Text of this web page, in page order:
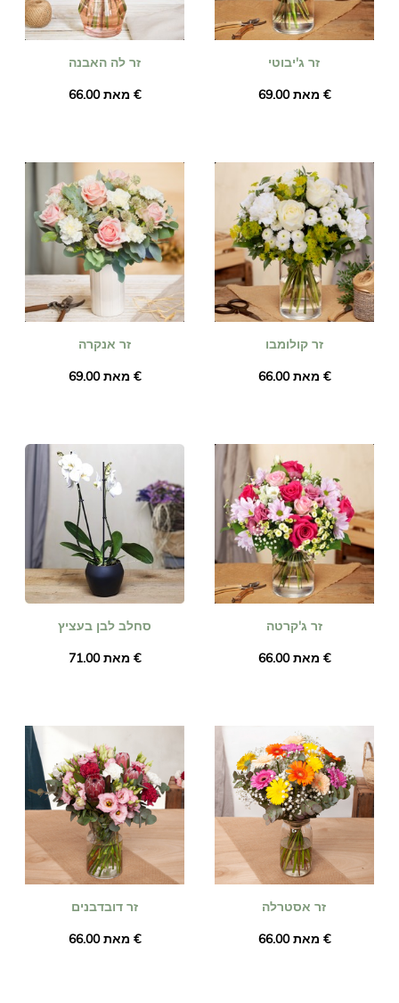
זר לה האבנה
מאת ‏66.00 €
זר ג'יבוטי
מאת ‏69.00 €
זר אנקרה
מאת ‏69.00 €
זר קולומבו
מאת ‏66.00 €
סחלב לבן בעציץ
מאת ‏71.00 €
זר ג'קרטה
מאת ‏66.00 €
זר דובדבנים
מאת ‏66.00 €
זר אסטרלה
מאת ‏66.00 €